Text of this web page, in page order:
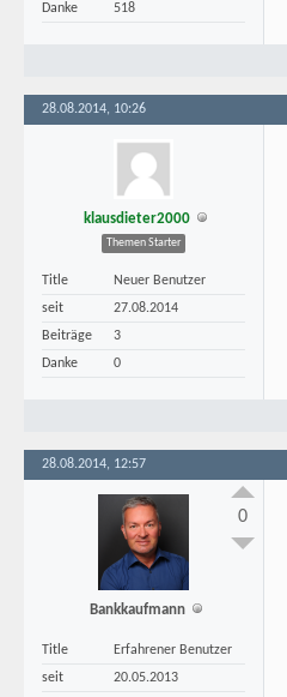
Danke
518
28.08.2014, 10:26
klausdieter2000
Themen Starter
Title
Neuer Benutzer
seit
27.08.2014
Beiträge
3
Danke
0
28.08.2014, 12:57
Bankkaufmann
Title
Erfahrener Benutzer
seit
20.05.2013
0